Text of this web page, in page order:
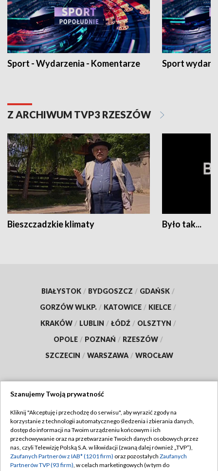
Sport - Wydarzenia - Komentarze Sport
Z ARCHIWUM TVP3 RZESZÓW
Bieszczadzkie klimaty Było tak...
BIAŁYSTOK / BYDGOSZCZ / GDAŃSK /
GORZÓW WLKP. / KATOWICE / KIELCE /
KRAKÓW / LUBLIN / ŁÓDŹ / OLSZTYN /
OPOLE / POZNAŃ / RZESZÓW /
SZCZECIN / WARSZAWA / WROCŁAW
TVP
Abonament TVP
Emisja w TVP
Regulamin TVP
Polityka prywatności
Szanujemy Twoją prywatność
Kliknij "Akceptuję i przechodzę do serwisu", aby wyrazić zgody na
korzystanie z technologii automatycznego śledzenia i zbierania danych,
dostęp do informacji na Twoim urządzeniu końcowym i ich
przechowywanie oraz na przetwarzanie Twoich danych osobowych przez
nas, czyli Telewizję Polską S.A. w likwidacji (zwaną dalej również „TVP”),
Zaufanych Partnerów z IAB* (1201 firm) oraz pozostałych Zaufanych
Partnerów TVP (93 firm), w celach marketingowych (w tym do